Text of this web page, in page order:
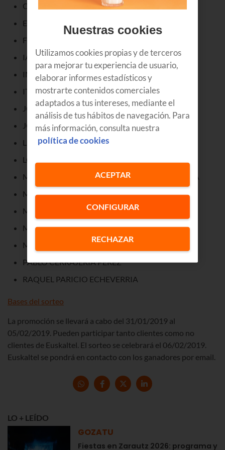
CARLOS JAVIER MEDIAVILLA PEREZ
ESTEBAN LIZARRALDE AZURMENDI
FRANCISCO JAVIER RODRIGUEZ PIRIZ
IANIRE FERNANDEZ CASTAÑARES
IMANOL ANDONEGUI MENDIZABAL
ITZIAR GUTIÉRREZ BARROETA
JOSE ANTONIO URALDE AZACETA
JOSE MARIA LARRAGUETA IRURZUN
LEIRE EKISOAIN GORRIZ
LORENA MARIEZCURRENA HERNANDORENA
MANUEL LOPEZ DE HEREDIA LOPEZ DE ARBINA
MARIA FUENTES RETUERTO LOPEZ
MARIA NIEVES FLORES GARRIDO
MARIA TERESA RASCON PANERO
MIKEL GIL FIDALGO
PABLO CERRAJERIA PEREZ
RAQUEL PARICIO ECHEVERRIA
Bases del sorteo
La promoción se llevará a cabo del 31/01/2019 al
05/02/2019. Pueden participar tanto clientes como no
clientes de Euskaltel. El sorteo se celebrará el 06/02/2019.
Euskaltel se pondrá en contacto con los ganadores por email.
LO + LEÍDO
GOZATU
Fiestas en Zarautz 2026: programa y
Nuestras cookies
Utilizamos cookies propias y de terceros
para mejorar tu experiencia de usuario,
elaborar informes estadísticos y
mostrarte contenidos comerciales
adaptados a tus intereses, mediante el
análisis de tus hábitos de navegación. Para
más información, consulta nuestra
política de cookies
CONFIGURAR
RECHAZAR
ACEPTAR